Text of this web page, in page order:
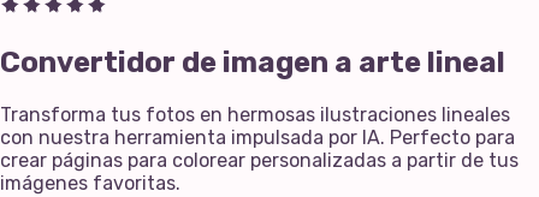
Convertidor de imagen a arte lineal
Transforma tus fotos en hermosas ilustraciones lineales
con nuestra herramienta impulsada por IA. Perfecto para
crear páginas para colorear personalizadas a partir de tus
imágenes favoritas.